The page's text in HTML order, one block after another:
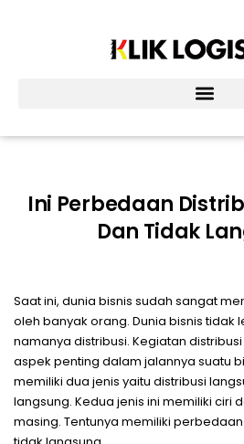
Ini Perbedaan
Dan Tidak
Saat ini, dunia bisnis sudah sangat
oleh banyak orang. Dunia bisnis tidak
namanya distribusi. Kegiatan
aspek penting dalam jalannya suatu
memiliki dua jenis yaitu distribusi
langsung. Kedua jenis ini memiliki ciri
masing. Tentunya memiliki